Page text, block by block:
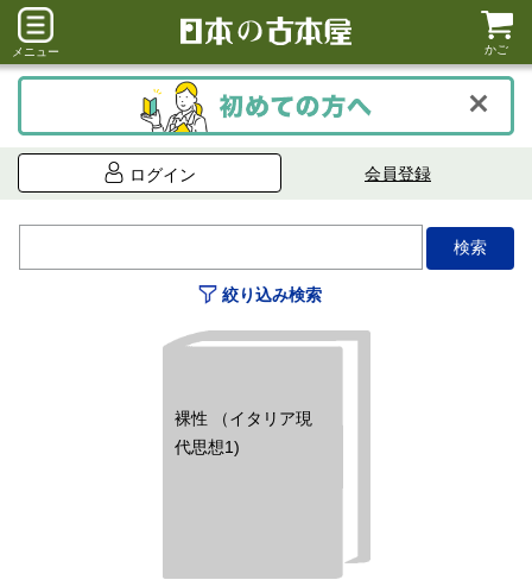
メニュー かご
ログイン 会員登録
絞り込み検索
裸性 （イタリア現
代思想1)